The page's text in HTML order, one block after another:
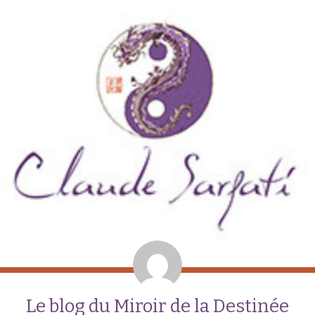
Le blog du Miroir de la Destinée